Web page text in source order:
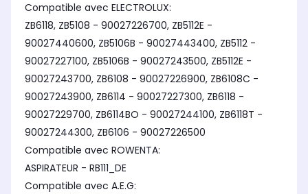
Compatible avec ELECTROLUX:
ZB6118, ZB5108 - 90027226700, ZB5112E -
90027440600, ZB5106B - 90027443400, ZB5112 -
90027227100, ZB5106B - 90027243500, ZB5112E -
90027243700, ZB6108 - 90027226900, ZB6108C -
90027243900, ZB6114 - 90027227300, ZB6118 -
90027229700, ZB6114BO - 90027244100, ZB6118T -
90027244300, ZB6106 - 90027226500
Compatible avec ROWENTA:
ASPIRATEUR - RB111_DE
Compatible avec A.E.G: